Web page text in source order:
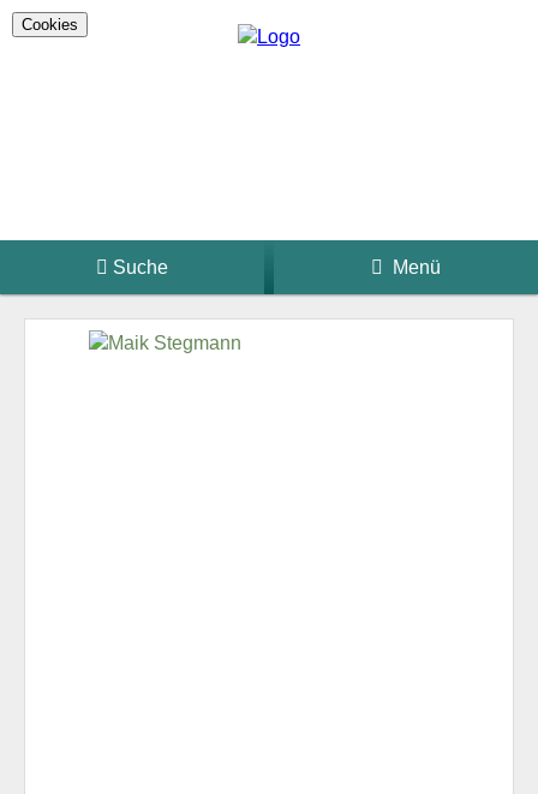
Suche Menü
Cookies